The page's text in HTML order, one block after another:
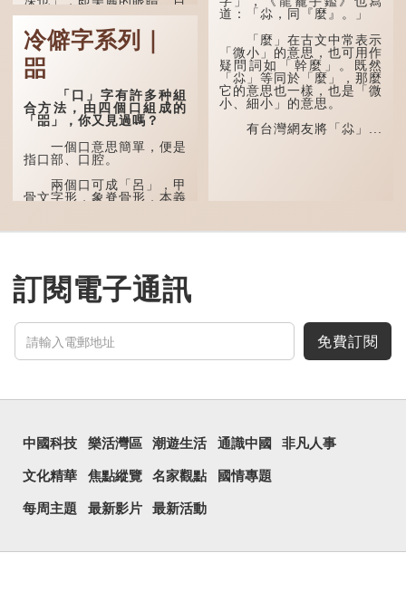
光深邃的意思。
多年前，蘋果手機推出
iPhone12時，曾宣傳它的
鏡頭有專業的運算攝影功
能，便用上「瞐」這個字，
表達iPhone12有由8位提
升至10位HDR影片拍攝功
能，能自動進行杜比視界調
色，達到專...
冷僻字系列｜
㗊
「口」字有許多种組
合方法，由四個口組成的
「㗊」，你又見過嗎？
一個口意思簡單，便是
指口部、口腔。
兩個口可成「呂」，甲
骨文字形，象脊骨形，本義
通用為姓氏。兩個口也可以
思。
三個口為「品」，這個
代甲骨文，古字形從三口，
表示眾多。《說文解...
道：「尛，同『麼』。」
「麼」在古文中常表示
「微小」的意思，也可用作
疑問詞如「幹麼」。既然
「尛」等同於「麼」，那麼
它的意思也一樣，也是「微
小、細小」的意思。
有台灣網友將「尛」...
訂閱電子通訊
免費訂閱
中國科技 樂活灣區 潮遊生活 通識中國 非凡人事
文化精華 焦點縱覽 名家觀點 國情專題
每周主題 最新影片 最新活動